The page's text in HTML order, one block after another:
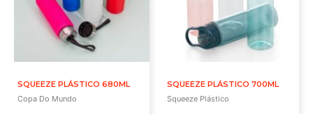
SQUEEZE PLÁSTICO 680ML
Copa Do Mundo
SQUEEZE PLÁSTICO 700ML
Squeeze Plástico